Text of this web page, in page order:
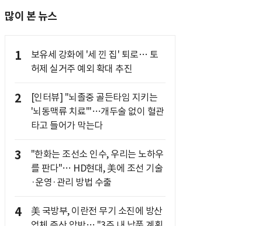
많이 본 뉴스
1
보유세 강화에 '세 낀 집' 퇴로… 토
허제 실거주 예외 확대 추진
2
[인터뷰] "뇌졸중 골든타임 지키는
'뇌동맥류 치료'"…개두술 없이 혈관
타고 들어가 막는다
3
"한화는 조선소 인수, 우리는 노하우
를 판다"… HD현대, 美에 조선 기술
·운영·관리 방법 수출
4
美 국방부, 이란전 무기 소진에 방산